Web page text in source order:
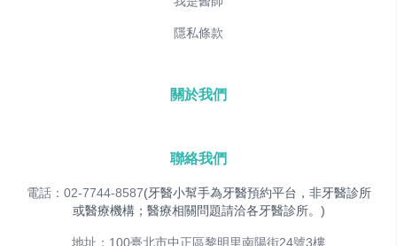
隱私條款
關於我們
聯絡我們
電話：02-7744-8587(牙醫小幫手為牙醫預約平台，非牙醫診所
或醫療機構；醫療相關問題請洽各牙醫診所。)
地址：100臺北市中正區黎明里南陽街24號3樓